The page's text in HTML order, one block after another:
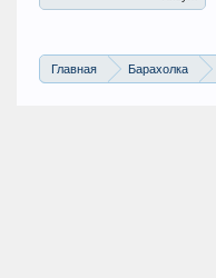
Главная Барахолка